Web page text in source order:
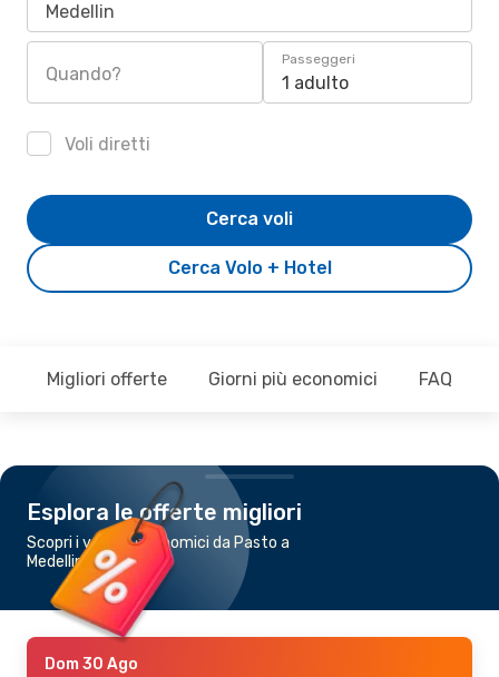
Medellin
Quando?
Passeggeri
1 adulto
Voli diretti
Cerca Volo + Hotel
Cerca voli
Migliori offerte Giorni più economici FAQ
Esplora le offerte migliori
Scopri i voli più economici da Pasto a
Medellin
Dom 30 Ago